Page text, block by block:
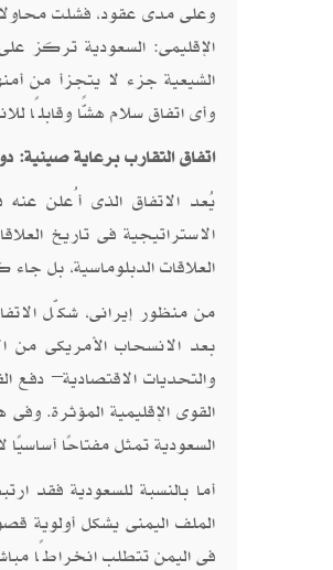
وعلى مدى عقود، فشلت
الإقليمى: السعودية تركز
الشيعية جزء لا يتجزأ من
وأى اتفاق سلام هشًّا وقابلًا
اتفاق التقارب برعاية صينية:
الاستراتيجية فى تاريخ
العلاقات الدبلوماسية، بل
من منظور إيرانى، شكّل
والتحديات الاقتصادية–
القوى الإقليمية المؤثرة.
السعودية تمثل مفتاحًا
أما بالنسبة للسعودية فقد
الملف اليمنى يشكل أولوية
فى اليمن تتطلب انخراطًا